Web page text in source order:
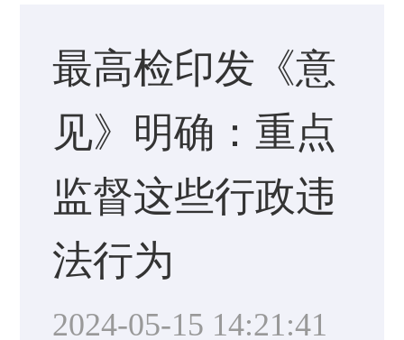
最高检印发《意
见》明确：重点
监督这些行政违
法行为
2024-05-15 14:21:41